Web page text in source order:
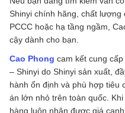
Shinyi chính hãng, chất lượng
PCCC hoặc hạ tầng ngầm,
cậy dành cho bạn.
Cao Phong cam kết cung
– Shinyi do Shinyi sản xuất,
hành ổn định và phù hợp tiêu
án lớn nhỏ trên toàn quốc.
hàng luôn nhận được giá